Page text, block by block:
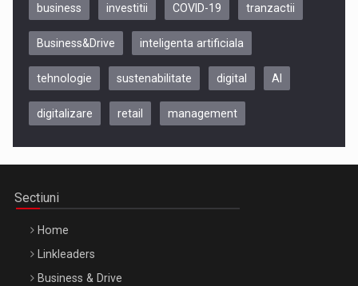
Be Inspired. Make it Happen!, CLUJ, 9 Decembrie
business investitii COVID-19 tranzactii
Business&Drive inteligenta artificiala
tehnologie sustenabilitate digital AI
digitalizare retail management
Sectiuni
Home
Linkleaders
Business & Drive